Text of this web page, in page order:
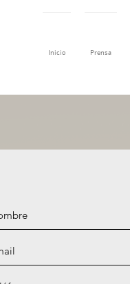
Inicio Prensa